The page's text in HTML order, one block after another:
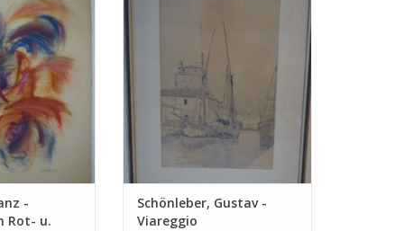
HINZUFÜGEN
-
Rot- u.
Schönleber, Gustav -
Viareggio